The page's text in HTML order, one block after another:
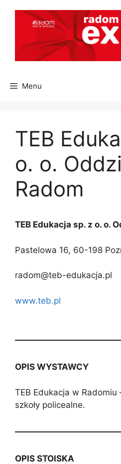
Menu
TEB
o. o.
Radom
TEB Edukacja sp. z o. o.
Pastelowa 16, 60-198
radom@teb-edukacja.pl
www.teb.pl
OPIS WYSTAWCY
TEB Edukacja w
szkoły policealne.
OPIS STOISKA